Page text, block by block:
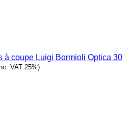
à coupe Luigi Bormioli Optica 30
VAT 25%)